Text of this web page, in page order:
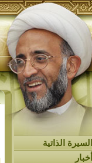
السيرة الذاتية
أخبار